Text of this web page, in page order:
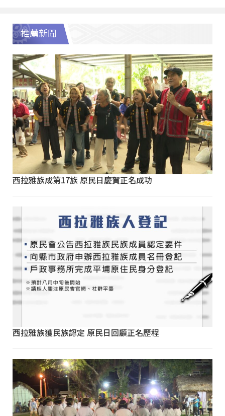
推薦新聞
西拉雅族成第17族 原民日慶賀正名成功
西拉雅族獲民族認定 原民日回顧正名歷程